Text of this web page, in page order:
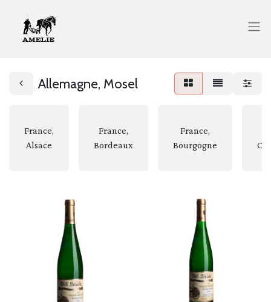
Allemagne, Mosel
France,
Alsace
France,
Bordeaux
France,
Bourgogne